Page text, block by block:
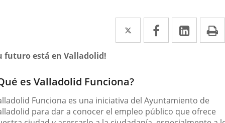
Twitter
Enlace
a
aplicación
externa.
Facebook
Enlace
a
externa.
Enlace
a
futuro está en Valladolid!
es Valladolid Funciona?
Funciona es una iniciativa del Ayuntamiento de
para dar a conocer el empleo público que ofrece